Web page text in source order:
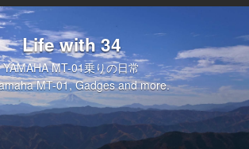
Life with 34
YAMAHA MT-01乗りの日常
MT-01, Gadges and more.